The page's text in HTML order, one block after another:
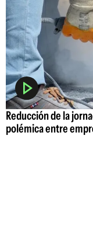
Reducción de la
polémica entre